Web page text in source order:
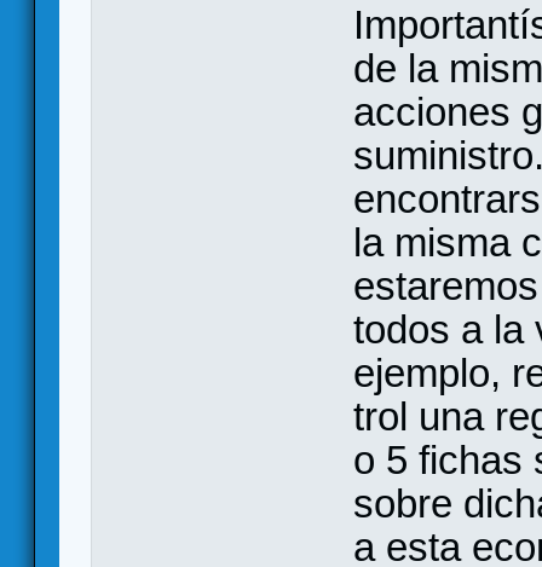
de la
acciones
la misma
todos a la
ejemplo,
trol una
o 5 fichas
sobre
a esta